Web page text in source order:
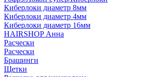
Киберлоки диаметр 8мм
Киберлоки диаметр 4мм
Киберлоки диаметр 16мм
HAIRSHOP Анна
Расчески
Расчески
Брашинги
Щетки